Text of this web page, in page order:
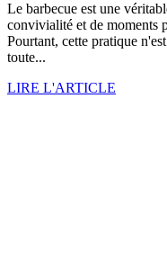
Le barbecue est une
convivialité et de moments
Pourtant, cette pratique
toute...
LIRE L'ARTICLE